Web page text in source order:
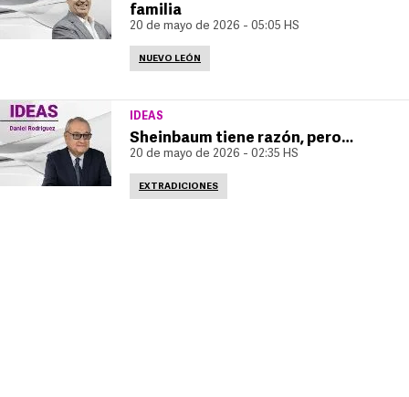
familia
20 de mayo de 2026 - 05:05 HS
NUEVO LEÓN
IDEAS
Sheinbaum tiene razón, pero…
20 de mayo de 2026 - 02:35 HS
EXTRADICIONES